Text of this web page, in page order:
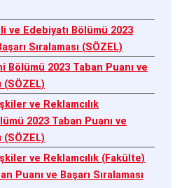
ve Edebiyatı Bölümü 2023
Sıralaması (SÖZEL)
Bölümü 2023 Taban Puanı ve
(SÖZEL)
ve Reklamcılık
2023 Taban Puanı ve
(SÖZEL)
ve Reklamcılık (Fakülte)
Puanı ve Başarı Sıralaması